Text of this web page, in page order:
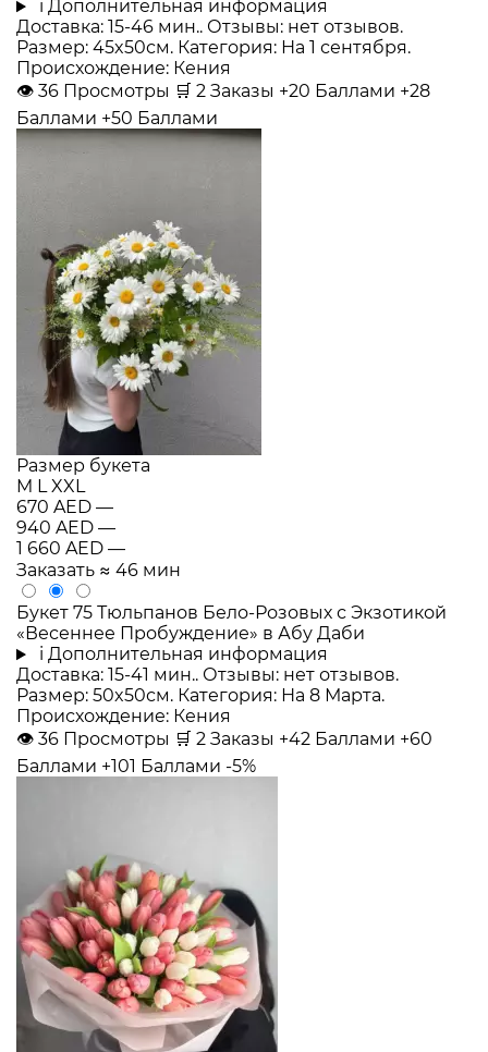
i Дополнительная информация
Доставка: 15-46 мин.. Отзывы: нет отзывов.
Размер: 45x50см. Категория: На 1 сентября.
Происхождение: Кения
👁 36 Просмотры 🛒 2 Заказы +20 Баллами +28
Баллами +50 Баллами
Размер букета
M LXXL
670 AED —
940 AED —
1 660 AED —
Заказать ≈ 46 мин
Букет 75 Тюльпанов Бело-Розовых с Экзотикой
«Весеннее Пробуждение» в Абу Даби
i Дополнительная информация
Доставка: 15-41 мин.. Отзывы: нет отзывов.
Размер: 50x50см. Категория: На 8 Марта.
Происхождение: Кения
👁 36 Просмотры 🛒 2 Заказы +42 Баллами +60
Баллами +101 Баллами -5%